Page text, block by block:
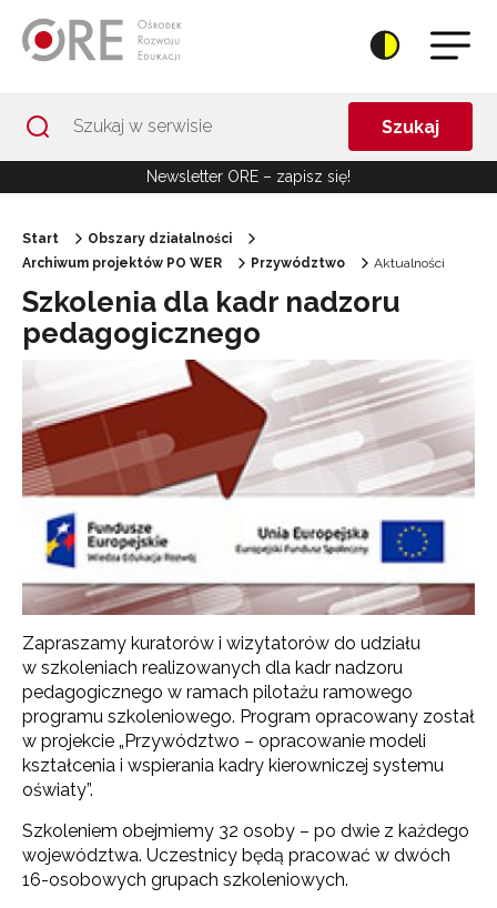
Szukaj
Newsletter ORE – zapisz się!
Start
Obszary działalności
Archiwum projektów PO WER
Przywództwo Aktualności
Szkolenia dla kadr nadzoru
pedagogicznego
Zapraszamy kuratorów i wizytatorów do udziału
w szkoleniach realizowanych dla kadr nadzoru
pedagogicznego w ramach pilotażu ramowego
programu szkoleniowego. Program opracowany został
w projekcie „Przywództwo – opracowanie modeli
kształcenia i wspierania kadry kierowniczej systemu
oświaty”.
Szkoleniem obejmiemy 32 osoby – po dwie z każdego
województwa. Uczestnicy będą pracować w dwóch
16-osobowych grupach szkoleniowych.